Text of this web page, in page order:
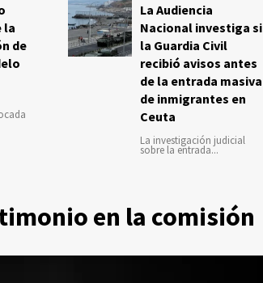
la
de
La Audiencia
Nacional investiga si
la Guardia Civil
recibió avisos antes
de la entrada masiva
de inmigrantes en
Ceuta
La investigación judicial
sobre la entrada...
en la comisión